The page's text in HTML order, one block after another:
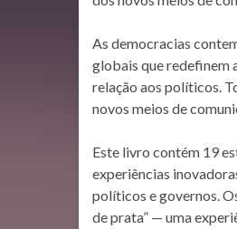
As democracias
globais que redefinem
relação aos políticos.
novos meios de
Este livro contém 19
experiências
políticos e governos.
de prata” — uma